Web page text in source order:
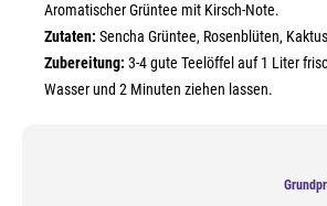
Aromatischer Grüntee mit Kirsch-Note.
Zutaten: Sencha Grüntee, Rosenblüten,
Zubereitung: 3-4 gute Teelöffel auf 1 Liter
Wasser und 2 Minuten ziehen lassen.